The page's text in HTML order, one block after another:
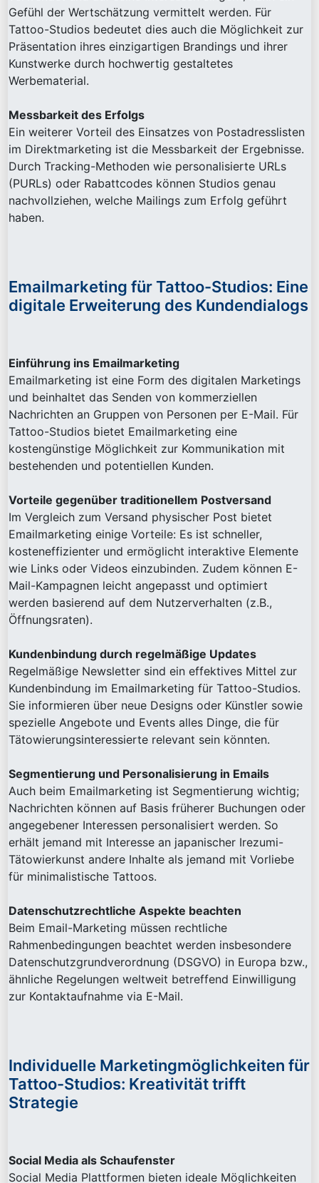
Gefühl der Wertschätzung vermittelt werden. Für
Tattoo-Studios bedeutet dies auch die Möglichkeit zur
Präsentation ihres einzigartigen Brandings und ihrer
Kunstwerke durch hochwertig gestaltetes
Werbematerial.
Messbarkeit des Erfolgs
Ein weiterer Vorteil des Einsatzes von Postadresslisten
im Direktmarketing ist die Messbarkeit der Ergebnisse.
Durch Tracking-Methoden wie personalisierte URLs
(PURLs) oder Rabattcodes können Studios genau
nachvollziehen, welche Mailings zum Erfolg geführt
haben.
Emailmarketing für Tattoo-Studios: Eine
digitale Erweiterung des Kundendialogs
Einführung ins Emailmarketing
Emailmarketing ist eine Form des digitalen Marketings
und beinhaltet das Senden von kommerziellen
Nachrichten an Gruppen von Personen per E-Mail. Für
Tattoo-Studios bietet Emailmarketing eine
kostengünstige Möglichkeit zur Kommunikation mit
bestehenden und potentiellen Kunden.
Vorteile gegenüber traditionellem Postversand
Im Vergleich zum Versand physischer Post bietet
Emailmarketing einige Vorteile: Es ist schneller,
kosteneffizienter und ermöglicht interaktive Elemente
wie Links oder Videos einzubinden. Zudem können E-
Mail-Kampagnen leicht angepasst und optimiert
werden basierend auf dem Nutzerverhalten (z.B.,
Öffnungsraten).
Kundenbindung durch regelmäßige Updates
Regelmäßige Newsletter sind ein effektives Mittel zur
Kundenbindung im Emailmarketing für Tattoo-Studios.
Sie informieren über neue Designs oder Künstler sowie
spezielle Angebote und Events alles Dinge, die für
Tätowierungsinteressierte relevant sein könnten.
Segmentierung und Personalisierung in Emails
Auch beim Emailmarketing ist Segmentierung wichtig;
Nachrichten können auf Basis früherer Buchungen oder
angegebener Interessen personalisiert werden. So
erhält jemand mit Interesse an japanischer Irezumi-
Tätowierkunst andere Inhalte als jemand mit Vorliebe
für minimalistische Tattoos.
Datenschutzrechtliche Aspekte beachten
Beim Email-Marketing müssen rechtliche
Rahmenbedingungen beachtet werden insbesondere
Datenschutzgrundverordnung (DSGVO) in Europa bzw.,
ähnliche Regelungen weltweit betreffend Einwilligung
zur Kontaktaufnahme via E-Mail.
Individuelle Marketingmöglichkeiten für
Tattoo-Studios: Kreativität trifft
Strategie
Social Media als Schaufenster
Social Media Plattformen bieten ideale Möglichkeiten